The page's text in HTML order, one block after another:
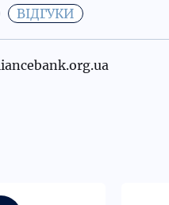
ВІДГУКИ